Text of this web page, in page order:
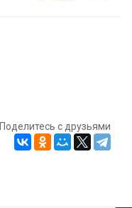
с друзьями